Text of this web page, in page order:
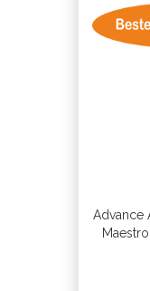
Advance
Maestro